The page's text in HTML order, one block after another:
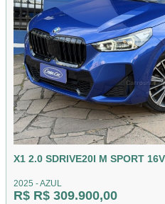
X1 2.0 SDRIVE20I M SPORT
2025 - AZUL
R$ R$ 309.900,00